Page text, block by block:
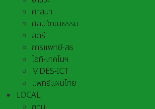
ศาสนา
ศิลปวัฒนธรรม
สตรี
การแพทย์-สธ
ไอที-เทคโนฯ
MDES-ICT
แพทย์แผนไทย
LOCAL